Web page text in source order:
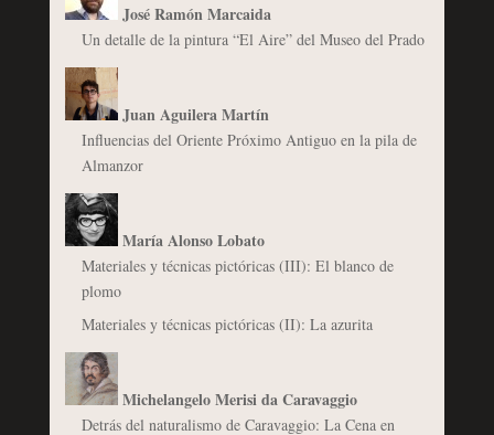
José Ramón Marcaida
Un detalle de la pintura “El Aire” del Museo del Prado
Juan Aguilera Martín
Influencias del Oriente Próximo Antiguo en la pila de
Almanzor
María Alonso Lobato
Materiales y técnicas pictóricas (III): El blanco de
plomo
Materiales y técnicas pictóricas (II): La azurita
Michelangelo Merisi da Caravaggio
Detrás del naturalismo de Caravaggio: La Cena en